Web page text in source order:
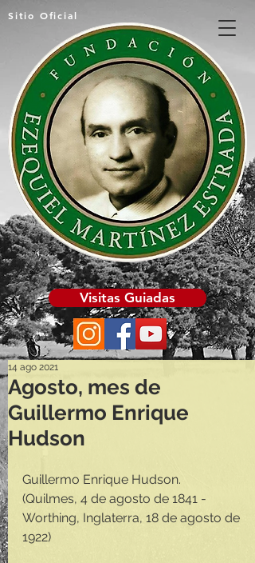
Sitio Oficial
Visitas Guiadas
Agosto, mes de
Guillermo Enrique
Hudson
14 ago 2021
Guillermo Enrique Hudson.
(Quilmes, 4 de agosto de 1841 -
Worthing, Inglaterra, 18 de agosto de
1922)